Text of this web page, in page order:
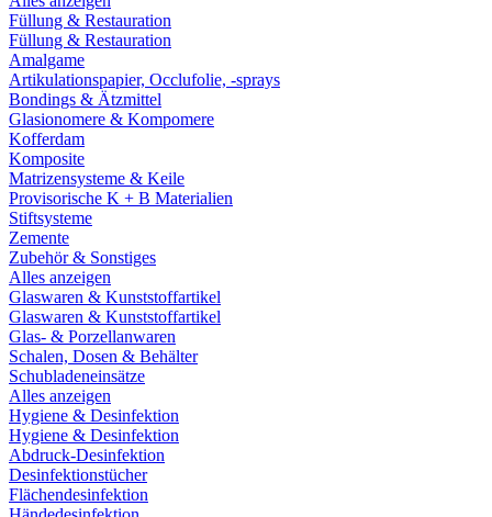
Füllung & Restauration
Füllung & Restauration
Amalgame
Artikulationspapier, Occlufolie, -sprays
Bondings & Ätzmittel
Glasionomere & Kompomere
Kofferdam
Komposite
Matrizensysteme & Keile
Provisorische K + B Materialien
Stiftsysteme
Zemente
Zubehör & Sonstiges
Alles anzeigen
Glaswaren & Kunststoffartikel
Glaswaren & Kunststoffartikel
Glas- & Porzellanwaren
Schalen, Dosen & Behälter
Schubladeneinsätze
Alles anzeigen
Hygiene & Desinfektion
Hygiene & Desinfektion
Abdruck-Desinfektion
Desinfektionstücher
Flächendesinfektion